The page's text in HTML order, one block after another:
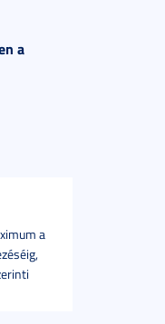
a
a